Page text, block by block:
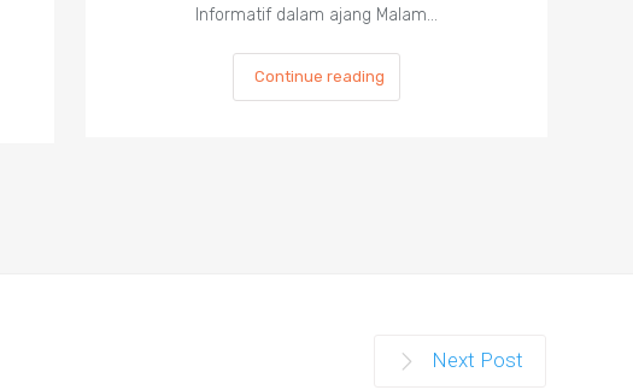
Informatif dalam ajang Malam…
Continue reading
Next Post